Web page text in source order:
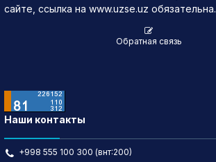
сайте, ссылка на www.uzse.uz обязательна.
Обратная связь
Наши контакты
+998 555 100 300 (внт:200)